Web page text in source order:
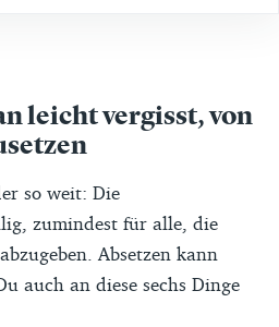
leicht vergisst, von
so weit: Die
zumindest für alle, die
Absetzen kann
auch an diese sechs Dinge